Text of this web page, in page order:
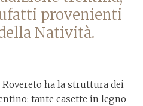
provenienti
Natività.
ha la struttura dei
tante casette in legno